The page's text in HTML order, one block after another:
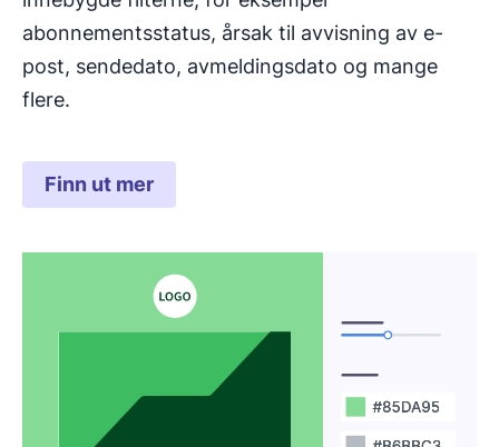
abonnementsstatus, årsak til avvisning av e-
post, sendedato, avmeldingsdato og mange
flere.
Finn ut mer